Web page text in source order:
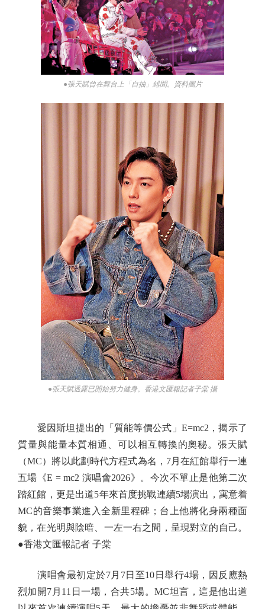
●張天賦曾在舞台上「自抽」緋聞。資料圖片
●張天賦透露已開始努力健身。香港文匯報記者子棠 攝
愛因斯坦提出的「質能等價公式」E=mc2，揭示了
質量與能量本質相通、可以相互轉換的奧秘。張天賦
（MC）將以此劃時代方程式為名，7月在紅館舉行一連
五場《E = mc2 演唱會2026》。今次不單止是他第二次
踏紅館，更是出道5年來首度挑戰連續5場演出，寓意着
MC的音樂事業進入全新里程碑；台上他將化身兩種面
貌，在光明與陰暗、一左一右之間，呈現對立的自己。
●香港文匯報記者 子棠
演唱會最初定於7月7日至10日舉行4場，因反應熱
烈加開7月11日一場，合共5場。MC坦言，這是他出道